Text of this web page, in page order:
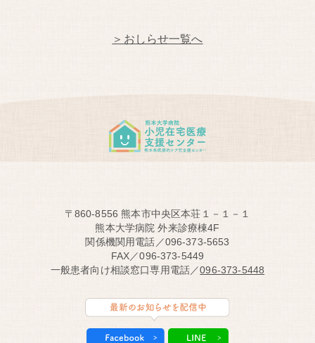
＞おしらせ一覧へ
〒860-8556 熊本市中央区本荘１－１－１
熊本大学病院 外来診療棟4F
関係機関用電話／096-373-5653
FAX／096-373-5449
一般患者向け相談窓口専用電話／096-373-5448